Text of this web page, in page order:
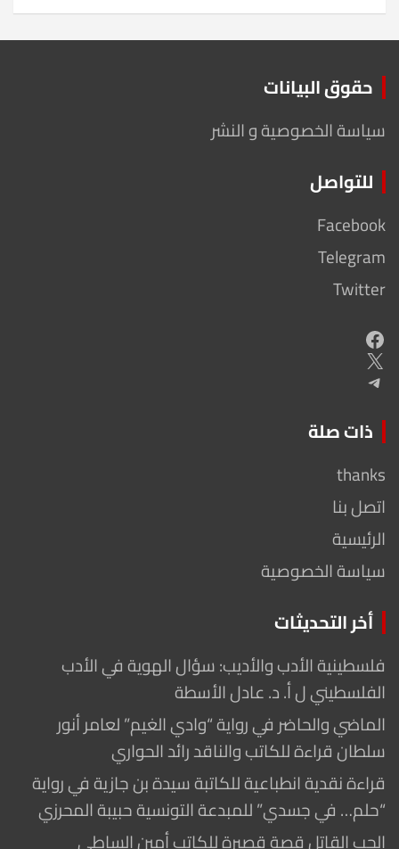
حقوق البيانات
سياسة الخصوصية و النشر
للتواصل
Facebook
Telegram
Twitter
Facebook
X
Telegram
ذات صلة
thanks
اتصل بنا
الرئيسية
سياسة الخصوصية
أخر التحديثات
فلسطينية الأدب والأديب: سؤال الهوية في الأدب
الفلسطيني ل أ. د. عادل الأسطة
الماضي والحاضر في رواية “وادي الغيم” لعامر أنور
سلطان قراءة للكاتب والناقد رائد الحواري
قراءة نقدية انطباعية للكاتبة سيدة بن جازية في رواية
“حلم… في جسدي” للمبدعة التونسية حبيبة المحرزي
الحب القاتل قصة قصيرة للكاتب أمين الساطي